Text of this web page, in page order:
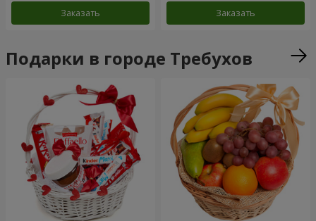
Заказать Заказать
Подарки в городе Требухов